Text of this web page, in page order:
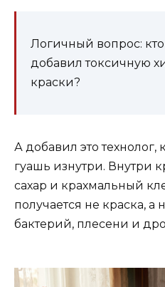
Логичный вопрос:
добавил токсичную
краски?
А добавил это
гуашь изнутри. Внутри
сахар и крахмальный
получается не краска, а
бактерий, плесени и